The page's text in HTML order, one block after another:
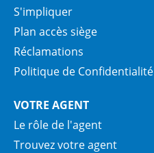
S'impliquer
Plan accès siège
Réclamations
Politique de Confidentialité
VOTRE AGENT
Le rôle de l'agent
Trouvez votre agent